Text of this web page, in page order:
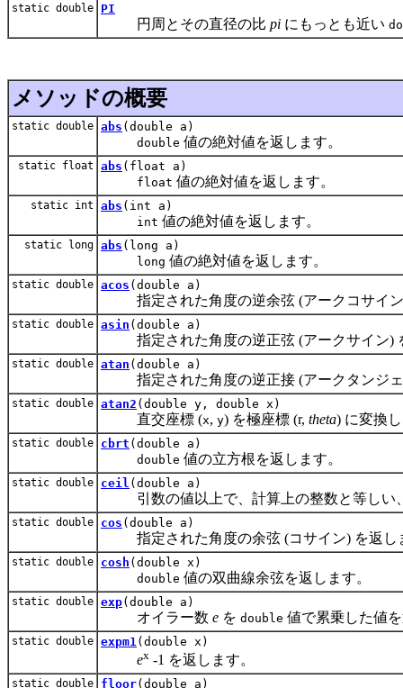
static double PI
円周とその直径の比 pi にもっとも近い
メソッドの概要
static double abs (double a)
double 値の絶対値を返します。
static float abs (float a)
float 値の絶対値を返します。
static int abs (int a)
int 値の絶対値を返します。
static long abs (long a)
long 値の絶対値を返します。
static double acos (double a)
指定された角度の逆余弦 (アークコサイン
static double asin (double a)
指定された角度の逆正弦 (アークサイン)
static double atan (double a)
指定された角度の逆正接 (アークタンジェ
static double atan2 (double y, double x)
直交座標 (x, y) を極座標 (r, theta) に変換
static double cbrt (double a)
double 値の立方根を返します。
static double ceil (double a)
引数の値以上で、計算上の整数と等しい
static double cos (double a)
指定された角度の余弦 (コサイン) を返し
static double cosh (double x)
double 値の双曲線余弦を返します。
static double exp(double a)
オイラー数 e を double 値で累乗した値
static double expm1 (double x)
ex -1 を返します。
static double floor(double a)